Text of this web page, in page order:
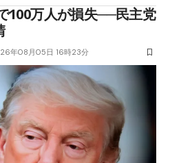
100万人が損失──民主党
年08月05日 16時23分